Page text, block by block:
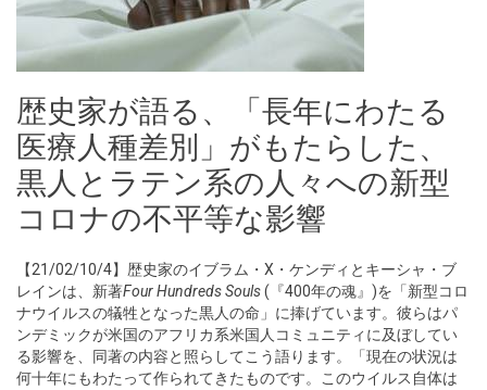
歴史家が語る、「長年にわたる
医療人種差別」がもたらした、
黒人とラテン系の人々への新型
コロナの不平等な影響
【21/02/10/4】歴史家のイブラム・X・ケンディとキーシャ・ブ
レインは、新著Four Hundreds Souls(『400年の魂』)を「新型コロ
ナウイルスの犠牲となった黒人の命」に捧げています。彼らはパ
ンデミックが米国のアフリカ系米国人コミュニティに及ぼしてい
る影響を、同著の内容と照らしてこう語ります。「現在の状況は
何十年にもわたって作られてきたものです。このウイルス自体は